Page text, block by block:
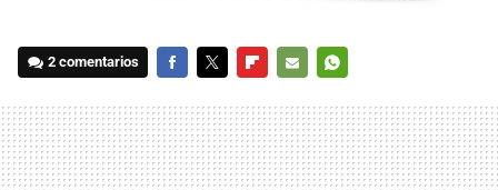
2 comentarios
MAIL